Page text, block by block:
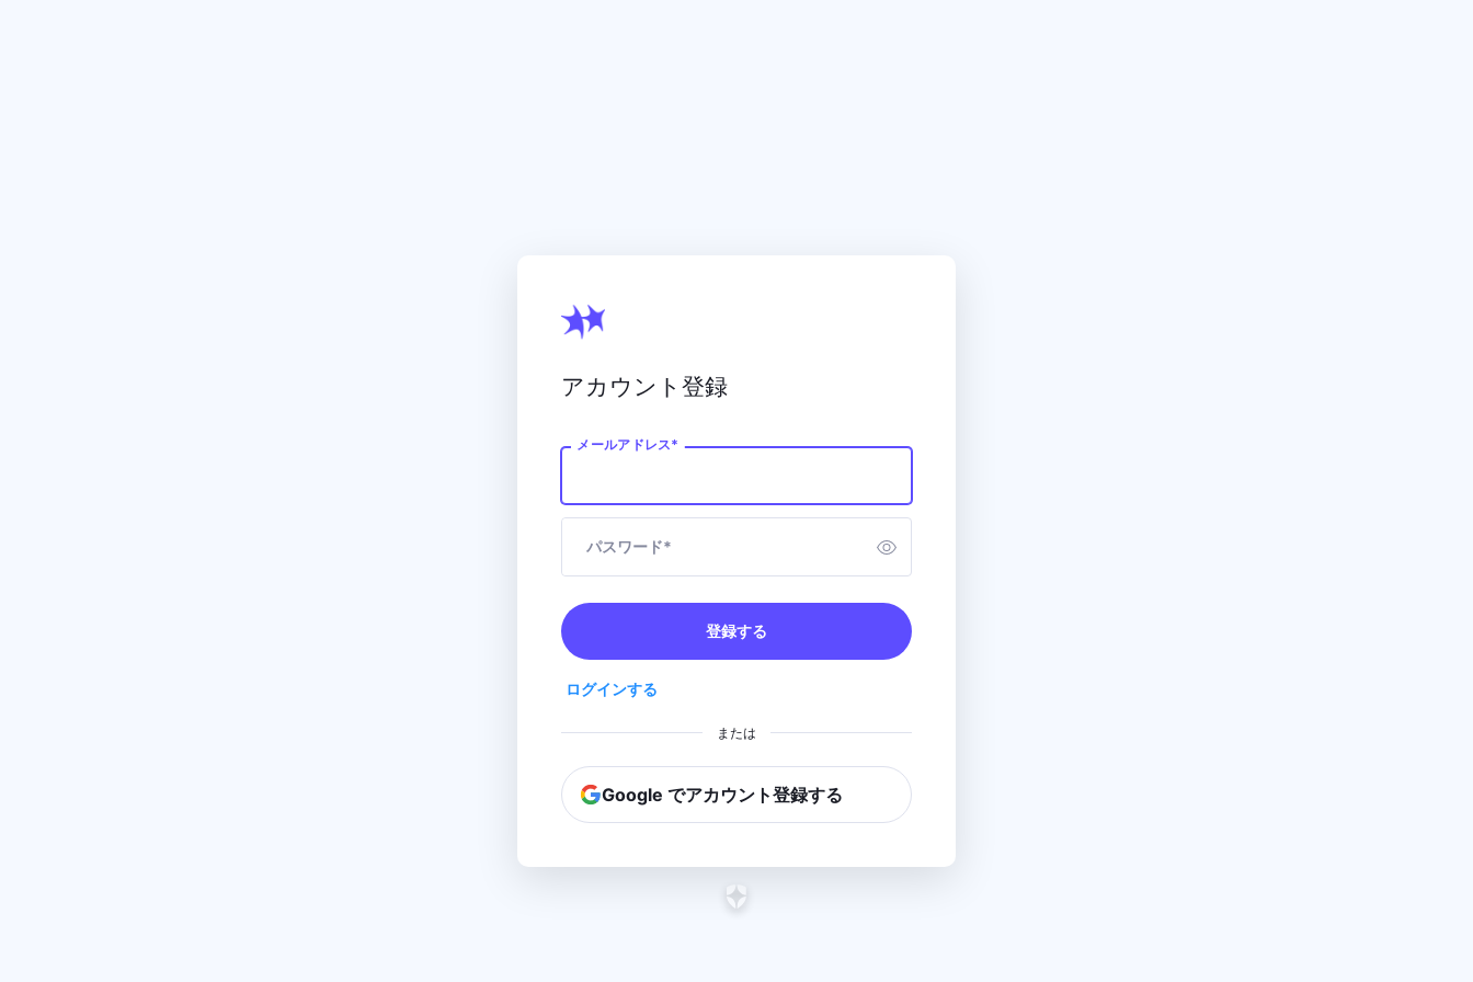
アカウント登録
メールアドレス*
パスワード*
登録する
ログインする
または
Google でアカウント登録する